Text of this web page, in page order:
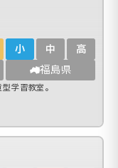
小 中 高
福島県
学習教室。